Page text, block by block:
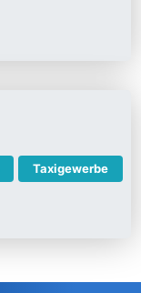
Taxigewerbe